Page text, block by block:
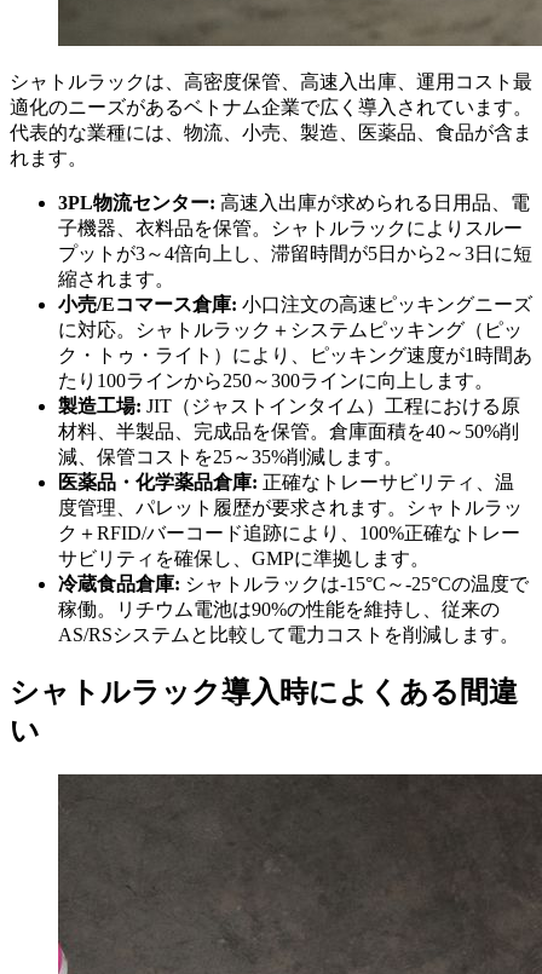
シャトルラックは、高密度保管、高速入出庫、運用コスト最
適化のニーズがあるベトナム企業で広く導入されています。
代表的な業種には、物流、小売、製造、医薬品、食品が含ま
れます。
3PL物流センター: 高速入出庫が求められる日用品、電
子機器、衣料品を保管。シャトルラックによりスルー
プットが3～4倍向上し、滞留時間が5日から2～3日に短
縮されます。
小売/Eコマース倉庫: 小口注文の高速ピッキングニーズ
に対応。シャトルラック＋システムピッキング（ピッ
ク・トゥ・ライト）により、ピッキング速度が1時間あ
たり100ラインから250～300ラインに向上します。
製造工場: JIT（ジャストインタイム）工程における原
材料、半製品、完成品を保管。倉庫面積を40～50%削
減、保管コストを25～35%削減します。
医薬品・化学薬品倉庫: 正確なトレーサビリティ、温
度管理、パレット履歴が要求されます。シャトルラッ
ク＋RFID/バーコード追跡により、100%正確なトレー
サビリティを確保し、GMPに準拠します。
冷蔵食品倉庫: シャトルラックは-15°C～-25°Cの温度で
稼働。リチウム電池は90%の性能を維持し、従来の
AS/RSシステムと比較して電力コストを削減します。
シャトルラック導入時によくある間違
い